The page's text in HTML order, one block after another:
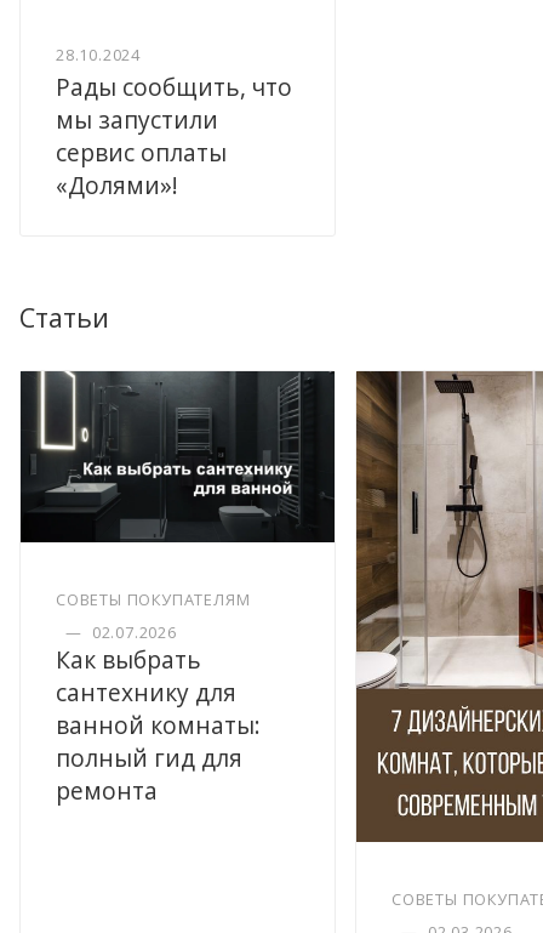
28.10.2024
Рады сообщить, что
мы запустили
сервис оплаты
«Долями»!
Статьи
СОВЕТЫ ПОКУПАТЕЛЯМ
— 02.07.2026
Как выбрать
сантехнику для
ванной комнаты:
полный гид для
ремонта
СОВЕТЫ